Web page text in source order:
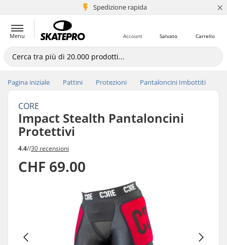
Spedizione rapida
+5 mln di clienti ×
Menu Carrello
Salvato
Account
Pagina iniziale Pattini Protezioni Pantaloncini Imbottiti
CORE
Impact Stealth Pantaloncini
Protettivi
4.4//30 recensioni
CHF 69.00